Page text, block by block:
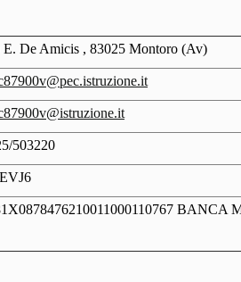
E. De Amicis , 83025 Montoro (Av)
503220